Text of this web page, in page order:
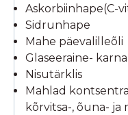
Askorbiinhape(C-
Sidrunhape
Mahe päevalilleõli
Glaseeraine-
Nisutärklis
Mahlad
kõrvitsa-, õuna- ja